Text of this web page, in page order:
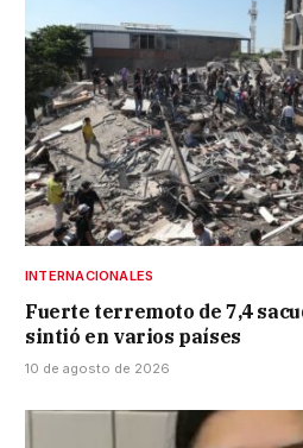
INTERNACIONALES
Fuerte terremoto de 7,4
sintió en varios países
10 de agosto de 2026